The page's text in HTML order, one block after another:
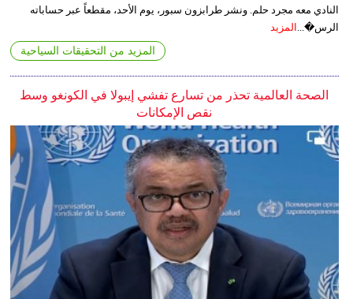
النادي معه مجرد حلم. ونشر طرابزون سبور، يوم الأحد، مقطعاً عبر حساباته
الرس�... المزيد
المزيد من التحقيقات السياحية
الصحة العالمية تحذر من تسارع تفشي إيبولا في الكونغو وسط
نقص الإمكانات